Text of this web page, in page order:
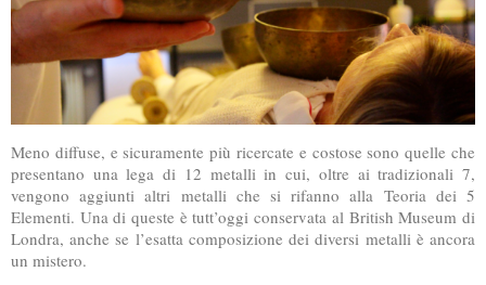
Meno diffuse, e sicuramente più ricercate e costose sono quelle che
presentano una lega di 12 metalli in cui, oltre ai tradizionali 7,
vengono aggiunti altri metalli che si rifanno alla Teoria dei 5
Elementi. Una di queste è tutt’oggi conservata al British Museum di
Londra, anche se l’esatta composizione dei diversi metalli è ancora
un mistero.